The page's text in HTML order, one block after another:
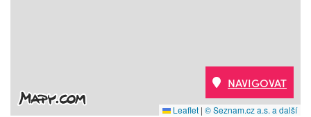
Leaflet | © Seznam.cz a.s. a další
NAVIGOVAT